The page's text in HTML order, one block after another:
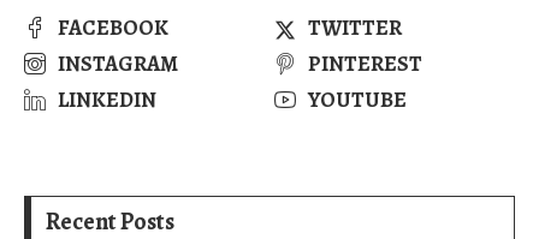
FACEBOOK
TWITTER
INSTAGRAM
PINTEREST
LINKEDIN
YOUTUBE
Recent Posts